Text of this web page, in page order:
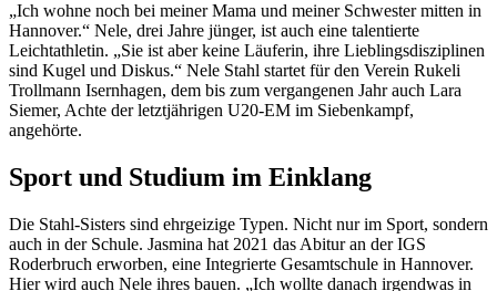
„Ich wohne noch bei meiner Mama und meiner Schwester mitten in
Hannover.“ Nele, drei Jahre jünger, ist auch eine talentierte
Leichtathletin. „Sie ist aber keine Läuferin, ihre Lieblingsdisziplinen
sind Kugel und Diskus.“ Nele Stahl startet für den Verein Rukeli
Trollmann Isernhagen, dem bis zum vergangenen Jahr auch Lara
Siemer, Achte der letztjährigen U20-EM im Siebenkampf,
angehörte.
Sport und Studium im Einklang
Die Stahl-Sisters sind ehrgeizige Typen. Nicht nur im Sport, sondern
auch in der Schule. Jasmina hat 2021 das Abitur an der IGS
Roderbruch erworben, eine Integrierte Gesamtschule in Hannover.
Hier wird auch Nele ihres bauen. „Ich wollte danach irgendwas in